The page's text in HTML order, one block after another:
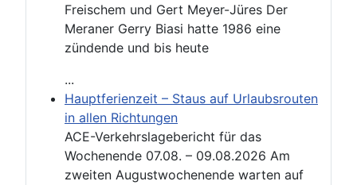
Freischem und Gert Meyer-Jüres Der
Meraner Gerry Biasi hatte 1986 eine
zündende und bis heute
...
Hauptferienzeit – Staus auf Urlaubsrouten
in allen Richtungen
ACE-Verkehrslagebericht für das
Wochenende 07.08. – 09.08.2026 Am
zweiten Augustwochenende warten auf